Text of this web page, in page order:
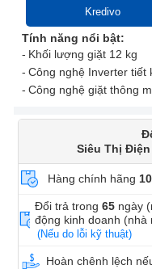
Kredivo
Tính năng nổi bật:
Khối lượng giặt 12 kg
Công nghệ Inverter tiết
Công nghệ giặt thông
Siêu Thị
Hàng chính hãng
Đổi trả trong65 ngày
động kinh doanh (nhà
(Nếu do lỗi kỹ thuật)
Hoàn chênh lệch